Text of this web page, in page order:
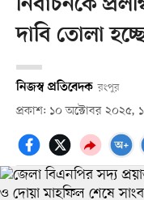
নির্বাচনকে
দাবি তোলা
নিজস্ব প্রতিবেদক রংপুর
প্রকাশ: ১০ অক্টোবর ২০২৫,